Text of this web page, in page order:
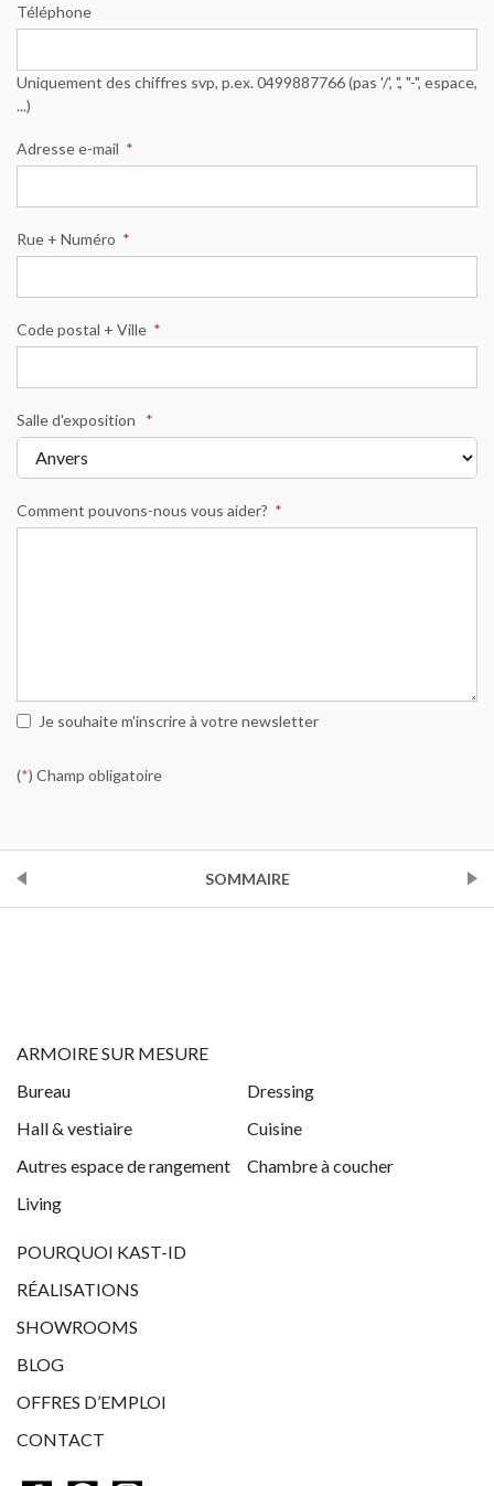
Téléphone
Uniquement des chiffres svp, p.ex. 0499887766 (pas '/', '.', "-", espace,
...)
Adresse e-mail *
Rue + Numéro *
Code postal + Ville *
Salle d'exposition *
Comment pouvons-nous vous aider? *
Je souhaite m'inscrire à votre newsletter
(*) Champ obligatoire
SOMMAIRE
ARMOIRE SUR MESURE
Bureau
Dressing
Hall & vestiaire
Cuisine
Autres espace de rangement
Chambre à coucher
Living
POURQUOI KAST-ID
RÉALISATIONS
SHOWROOMS
BLOG
OFFRES D’EMPLOI
CONTACT